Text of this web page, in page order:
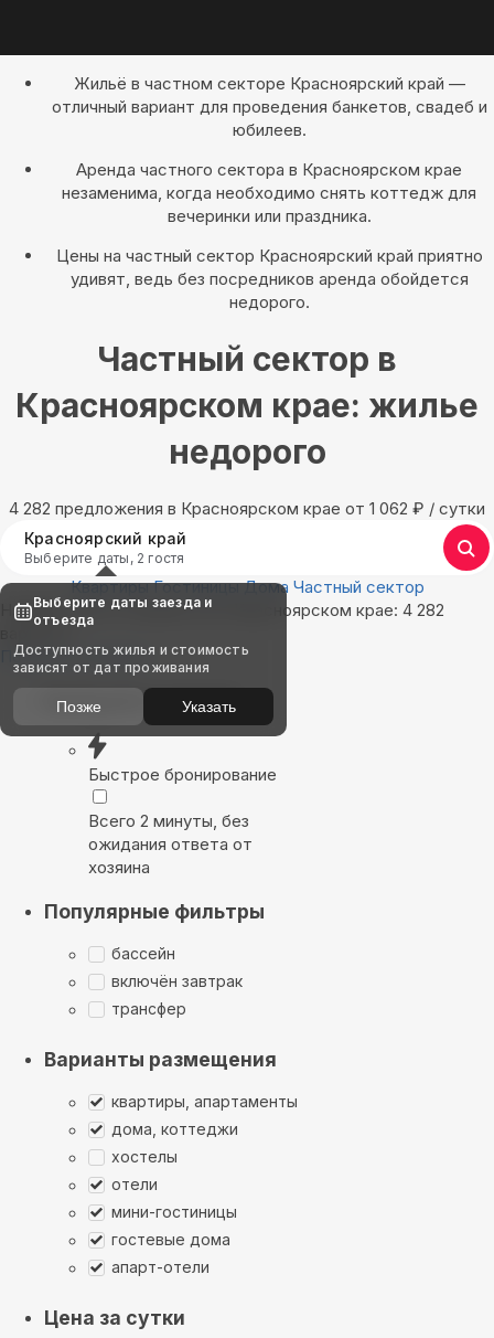
Жильё в частном секторе Красноярский край —
отличный вариант для проведения банкетов, свадеб и
юбилеев.
Аренда частного сектора в Красноярском крае
незаменима, когда необходимо снять коттедж для
вечеринки или праздника.
Цены на частный сектор Красноярский край приятно
удивят, ведь без посредников аренда обойдется
недорого.
Частный сектор в
Красноярском крае: жилье
недорого
4 282 предложения в Красноярском крае oт 1 062 ₽ / сутки
Красноярский край
Выберите даты, 2 гостя
Квартиры Гостиницы Дома Частный сектор
Найдём, где остановиться в Красноярском крае: 4 282
Показать на карте
Выбирайте лучшее
Быстрое бронирование
Всего 2 минуты, без
ожидания ответа от
хозяина
Популярные фильтры
бассейн
включён завтрак
трансфер
Варианты размещения
квартиры, апартаменты
дома, коттеджи
хостелы
отели
мини-гостиницы
гостевые дома
апарт-отели
Цена за сутки
Выберите даты заезда и
отъезда
Доступность жилья и стоимость
зависят от дат проживания
Позже Указать